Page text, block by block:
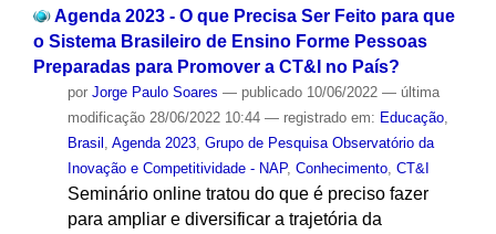
Agenda 2023 - O que Precisa Ser Feito para que
o Sistema Brasileiro de Ensino Forme Pessoas
Preparadas para Promover a CT&I no País?
por Jorge Paulo Soares — publicado10/06/2022 — última
modificação28/06/2022 10:44 — registrado em: Educação,
Brasil , Agenda 2023, Grupo de Pesquisa Observatório da
Inovação e Competitividade - NAP, Conhecimento, CT&I
Seminário online tratou do que é preciso fazer
para ampliar e diversificar a trajetória da